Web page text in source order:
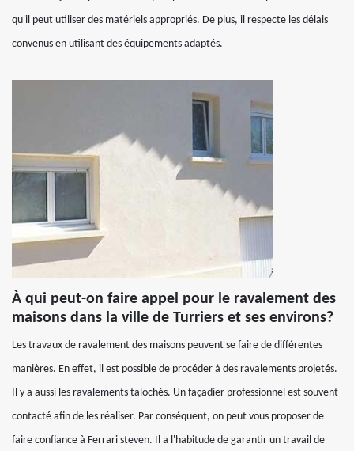
qu'il peut utiliser des matériels appropriés. De plus, il respecte les délais
convenus en utilisant des équipements adaptés.
À qui peut-on faire appel pour le ravalement des
maisons dans la ville de Turriers et ses environs?
Les travaux de ravalement des maisons peuvent se faire de différentes
manières. En effet, il est possible de procéder à des ravalements projetés.
Il y a aussi les ravalements talochés. Un façadier professionnel est souvent
contacté afin de les réaliser. Par conséquent, on peut vous proposer de
faire confiance à Ferrari steven. Il a l'habitude de garantir un travail de